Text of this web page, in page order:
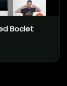
Boclet